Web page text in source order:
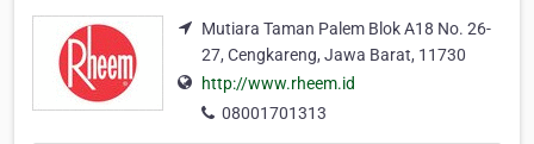
Mutiara Taman Palem Blok A18 No. 26-
27, Cengkareng, Jawa Barat, 11730
http://www.rheem.id
08001701313